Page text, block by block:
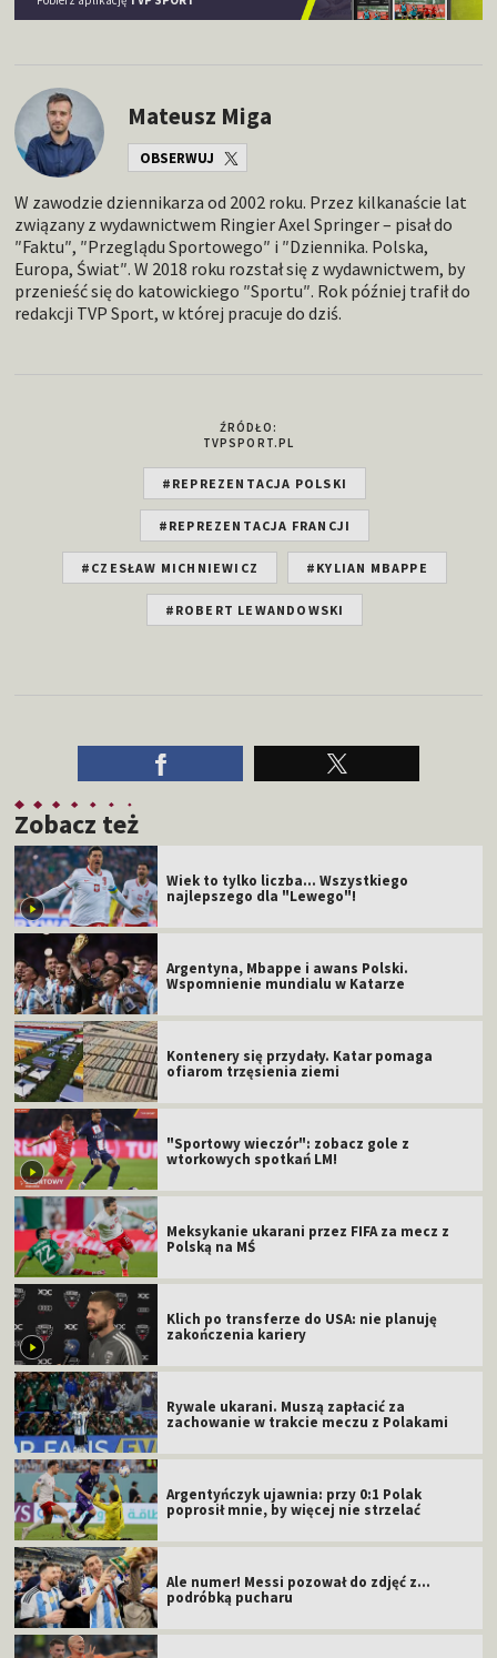
Mateusz Miga
OBSERWUJ
W zawodzie dziennikarza od 2002 roku. Przez kilkanaście lat
związany z wydawnictwem Ringier Axel Springer – pisał do
″Faktu″, ″Przeglądu Sportowego″ i ″Dziennika. Polska,
Europa, Świat″. W 2018 roku rozstał się z wydawnictwem, by
przenieść się do katowickiego ″Sportu″. Rok później trafił do
redakcji TVP Sport, w której pracuje do dziś.
ŹRÓDŁO:
TVPSPORT.PL
#REPREZENTACJA POLSKI
#REPREZENTACJA FRANCJI
#CZESŁAW MICHNIEWICZ #KYLIAN MBAPPE
#ROBERT LEWANDOWSKI
Zobacz też
Wiek to tylko liczba... Wszystkiego
najlepszego dla "Lewego"!
Argentyna, Mbappe i awans Polski.
Wspomnienie mundialu w Katarze
Kontenery się przydały. Katar pomaga
ofiarom trzęsienia ziemi
"Sportowy wieczór": zobacz gole z
wtorkowych spotkań LM!
Meksykanie ukarani przez FIFA za mecz z
Polską na MŚ
Klich po transferze do USA: nie planuję
zakończenia kariery
Rywale ukarani. Muszą zapłacić za
zachowanie w trakcie meczu z Polakami
Argentyńczyk ujawnia: przy 0:1 Polak
poprosił mnie, by więcej nie strzelać
Ale numer! Messi pozował do zdjęć z...
podróbką pucharu